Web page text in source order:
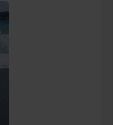
your use of our site with
analytics partners who
that you’ve